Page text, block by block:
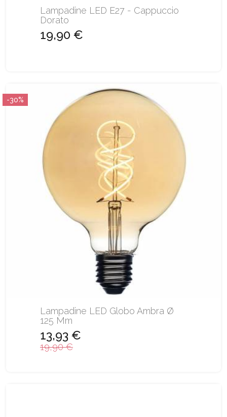
Lampadine LED E27 - Cappuccio
Dorato
19,90 €
-30%
Lampadine LED Globo Ambra Ø
125 Mm
13,93 €
19,90 €